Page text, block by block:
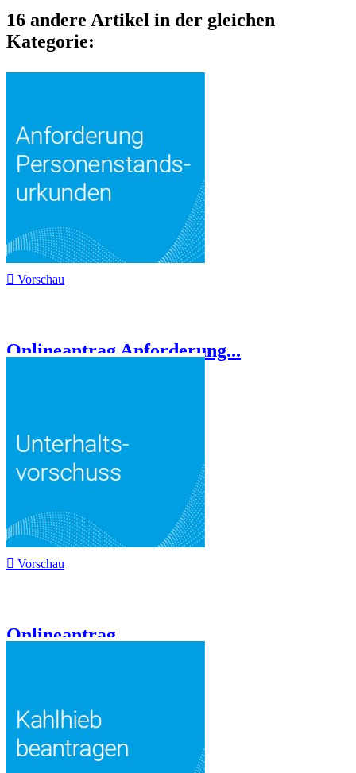
16 andere Artikel in der gleichen
Kategorie:
 Vorschau
Onlineantrag Anforderung...
 Vorschau
Onlineantrag...